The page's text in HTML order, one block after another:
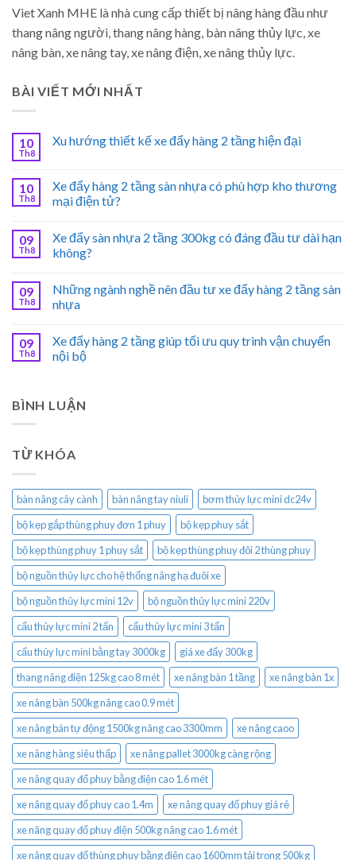
Viet Xanh MHE là nhà cung cấp thiết bị nâng hàng đầu như
thang nâng người, thang nâng hàng, bàn nâng thủy lực, xe
nâng bàn, xe nâng tay, xe nâng điện, xe nâng thủy lực.
BÀI VIẾT MỚI NHẤT
10
Th8
Xu hướng thiết kế xe đẩy hàng 2 tầng hiện đại
10
Th8
Xe đẩy hàng 2 tầng sàn nhựa có phù hợp kho thương
mại điện tử?
09
Th8
Xe đẩy sàn nhựa 2 tầng 300kg có đáng đầu tư dài hạn
không?
09
Th8
Những ngành nghề nên đầu tư xe đẩy hàng 2 tầng sàn
nhựa
09
Th8
Xe đẩy hàng 2 tầng giúp tối ưu quy trình vận chuyển
nội bộ
BÌNH LUẬN
TỪ KHÓA
bàn nâng cây cành bàn nâng tay niuli
bơm thủy lực mini dc24v
bộ kẹp gắp thùng phuy đơn 1 phuy
bộ kẹp phuy sắt
bộ kẹp thùng phuy 1 phuy sắt
bộ kẹp thùng phuy đôi 2 thùng phuy
bộ nguồn thủy lực cho hệ thống nâng hạ đuôi xe
bộ nguồn thủy lực mini 12v
bộ nguồn thủy lực mini 220v
cẩu thủy lực mini 2 tấn
cẩu thủy lực mini 3 tấn
cẩu thủy lực mini bằng tay 3000kg
giá xe đẩy 300kg
thang nâng điện 125kg cao 8 mét
xe nâng bàn 1 tầng
xe nâng bàn 1x
xe nâng bàn 500kg nâng cao 0.9 mét
xe nâng bán tự động 1500kg nâng cao 3300mm
xe nâng caoo
xe nâng hàng siêu thấp
xe nâng pallet 3000kg càng rộng
xe nâng quay đổ phuy bằng điện cao 1.6 mét
xe nâng quay đổ phuy cao 1.4m
xe nâng quay đổ phuy giá rẻ
xe nâng quay đổ phuy điện 500kg nâng cao 1.6 mét
xe nâng quay đổ thùng phuy bằng điện cao 1600mm tải trọng 500kg